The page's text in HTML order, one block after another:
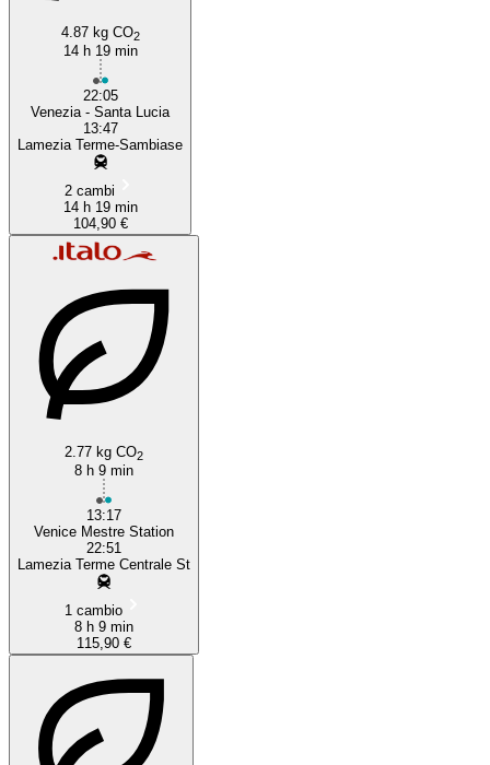
4.87 kg CO2
14 h 19 min
22:05
Venezia - Santa Lucia
13:47
Lamezia Terme-Sambiase
2 cambi
14 h 19 min
104,90 €
2.77 kg CO2
8 h 9 min
13:17
Venice Mestre Station
22:51
Lamezia Terme Centrale St
1 cambio
8 h 9 min
115,90 €